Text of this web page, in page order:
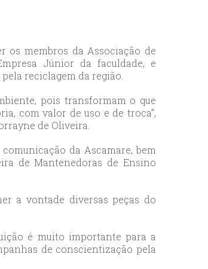
os membros da Associação de
Júnior da faculdade, e
reciclagem da região.
pois transformam o que
com valor de uso e de troca”,
de Oliveira.
da Ascamare, bem
de Mantenedoras de Ensino
a vontade diversas peças do
é muito importante para a
de conscientização pela